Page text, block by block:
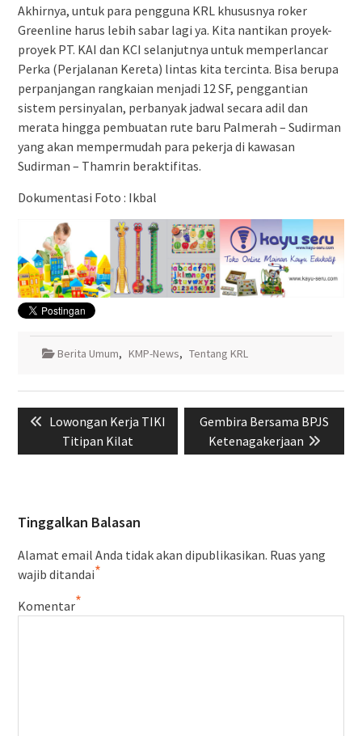
Akhirnya, untuk para pengguna KRL khususnya roker
Greenline harus lebih sabar lagi ya. Kita nantikan proyek-
proyek PT. KAI dan KCI selanjutnya untuk memperlancar
Perka (Perjalanan Kereta) lintas kita tercinta. Bisa berupa
perpanjangan rangkaian menjadi 12 SF, penggantian
sistem persinyalan, perbanyak jadwal secara adil dan
merata hingga pembuatan rute baru Palmerah – Sudirman
yang akan mempermudah para pekerja di kawasan
Sudirman – Thamrin beraktifitas.
Dokumentasi Foto : Ikbal
Berita Umum, KMP-News, Tentang KRL
Navigasi
pos Previous
post:
Lowongan Kerja TIKI
Titipan Kilat
Next
post:
Gembira Bersama BPJS
Ketenagakerjaan
Tinggalkan Balasan
Alamat email Anda tidak akan dipublikasikan. Ruas yang
wajib ditandai*
Komentar*